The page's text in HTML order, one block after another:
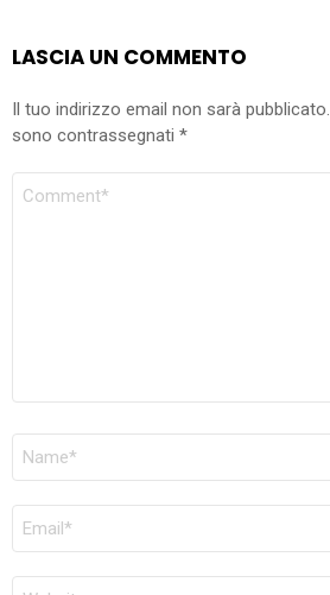
LASCIA UN COMMENTO
Il tuo indirizzo email non sarà pubblicato.
sono contrassegnati *